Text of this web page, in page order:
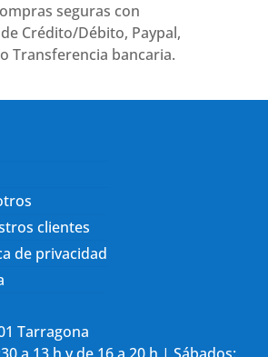
seguras con
Crédito/Débito, Paypal,
Transferencia bancaria.
clientes
de privacidad
Tarragona